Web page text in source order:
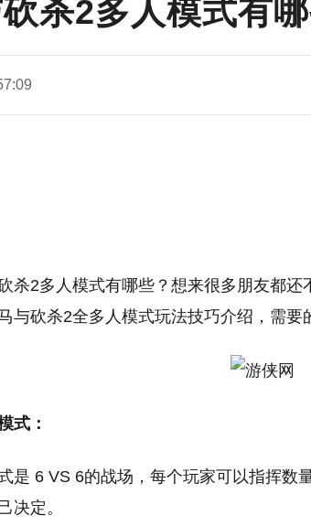
杀2多人模式有
杀2多人模式有哪些？想来很多朋友都
与砍杀2全多人模式玩法技巧介绍，需要
式：
是 6 VS 6的战场，每个玩家可以指挥数
决定。